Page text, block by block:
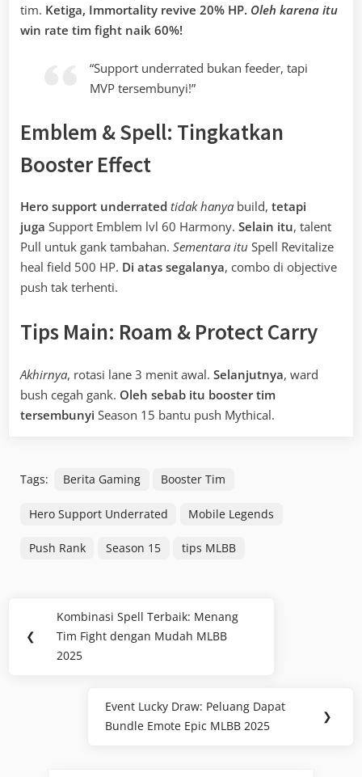
tim. Ketiga, Immortality revive 20% HP. Oleh karena itu
win rate tim fight naik 60%!
“Support underrated bukan feeder, tapi
MVP tersembunyi!”
Emblem & Spell: Tingkatkan
Booster Effect
Hero support underrated tidak hanya build, tetapi
juga Support Emblem lvl 60 Harmony. Selain itu, talent
Pull untuk gank tambahan. Sementara itu Spell Revitalize
heal field 500 HP. Di atas segalanya, combo di objective
push tak terhenti.
Tips Main: Roam & Protect Carry
Akhirnya, rotasi lane 3 menit awal. Selanjutnya, ward
bush cegah gank. Oleh sebab itu booster tim
tersembunyi Season 15 bantu push Mythical.
Tags: Berita Gaming Booster Tim
Hero Support Underrated Mobile Legends
Push Rank Season 15 tips MLBB
navigation
❮
Previous
Post:
Kombinasi Spell Terbaik: Menang
Tim Fight dengan Mudah MLBB
2025
Next
Post:
Event Lucky Draw: Peluang Dapat
Bundle Emote Epic MLBB 2025
❯